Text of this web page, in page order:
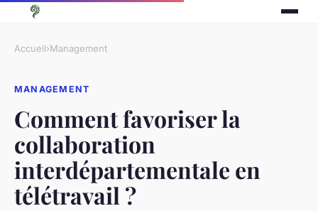
Accueil›Management
MANAGEMENT
Comment favoriser la
collaboration
interdépartementale en
télétravail ?